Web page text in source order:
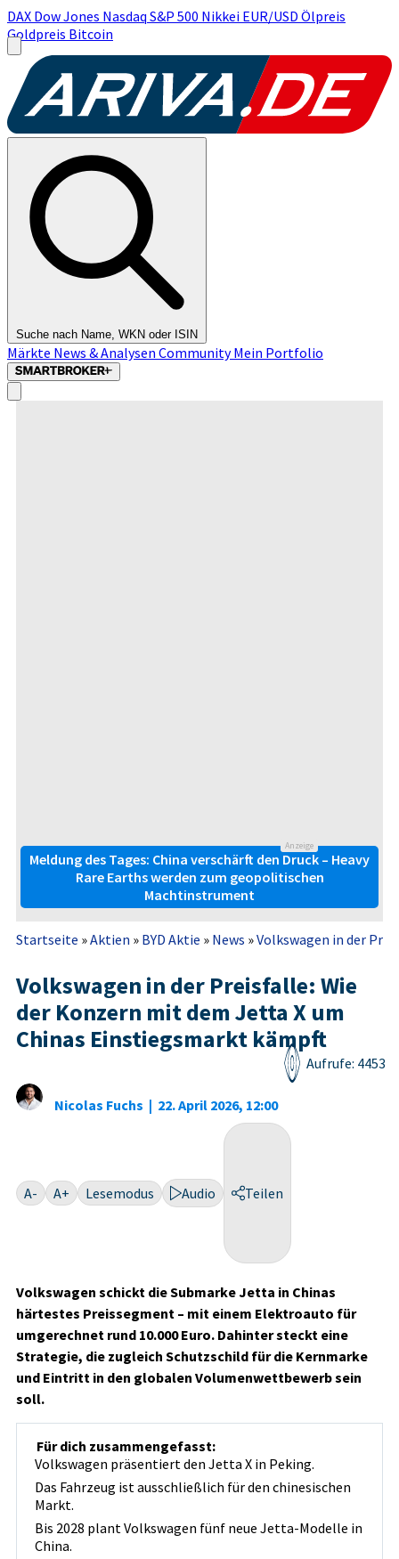
DAX Dow Jones Nasdaq S&P 500 Nikkei EUR/USD Ölpreis
Goldpreis Bitcoin
Suche nach Name, WKN oder ISIN
Märkte News & Analysen CommunityMein Portfolio
Anzeige
Meldung des Tages: China verschärft den Druck – Heavy
Rare Earths werden zum geopolitischen
Machtinstrument
Startseite »Aktien » BYD Aktie » News »Volkswagen in der
Volkswagen in der Preisfalle: Wie
der Konzern mit dem Jetta X um
Chinas Einstiegsmarkt kämpft
Nicolas Fuchs | 22. April 2026, 12:00
Aufrufe: 4453
A- A+ Lesemodus Audio Teilen
Volkswagen schickt die Submarke Jetta in Chinas
härtestes Preissegment – mit einem Elektroauto für
umgerechnet rund 10.000 Euro. Dahinter steckt eine
Strategie, die zugleich Schutzschild für die Kernmarke
und Eintritt in den globalen Volumenwettbewerb sein
soll.
Für dich zusammengefasst:
Volkswagen präsentiert den Jetta X in Peking.
Das Fahrzeug ist ausschließlich für den chinesischen
Markt.
Bis 2028 plant Volkswagen fünf neue Jetta-Modelle in
China.